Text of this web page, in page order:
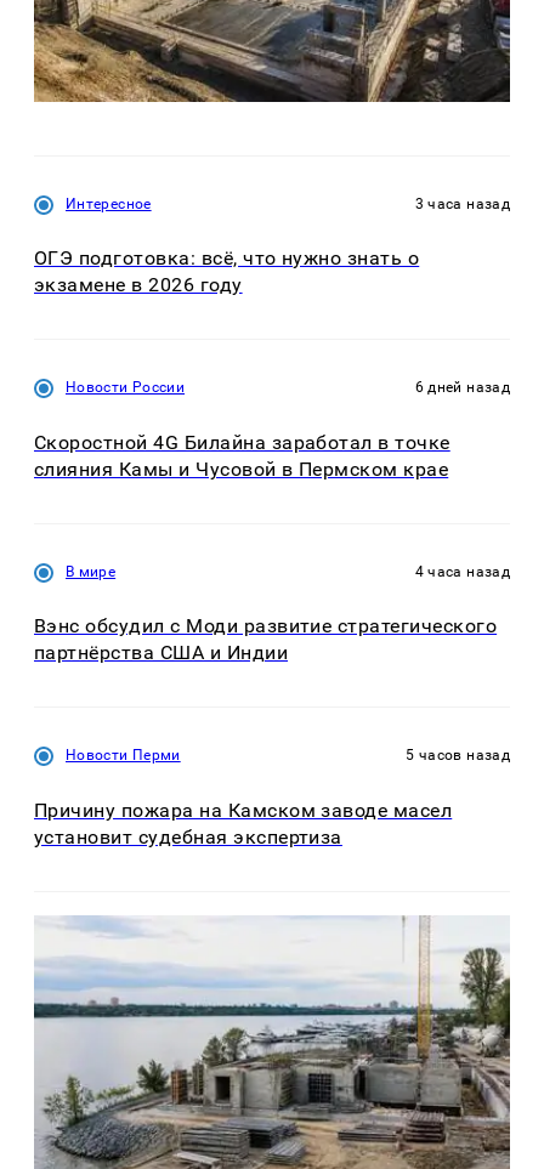
Интересное 3 часа назад
ОГЭ подготовка: всё, что нужно знать о
экзамене в 2026 году
Новости России 6 дней назад
Скоростной 4G Билайна заработал в точке
слияния Камы и Чусовой в Пермском крае
В мире 4 часа назад
Вэнс обсудил с Моди развитие стратегического
партнёрства США и Индии
Новости Перми 5 часов назад
Причину пожара на Камском заводе масел
установит судебная экспертиза